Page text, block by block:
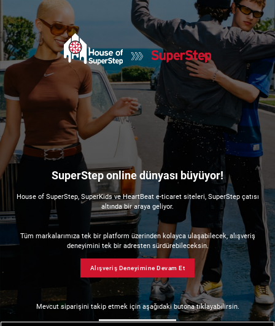
SuperStep online dünyası büyüyor!
House of SuperStep, SuperKids ve HeartBeat e-ticaret siteleri, SuperStep çatısı
altında bir araya geliyor.
Tüm markalarımıza tek bir platform üzerinden kolayca ulaşabilecek, alışveriş
deneyimini tek bir adresten sürdürebileceksin.
Alışveriş Deneyimine Devam Et
Mevcut siparişini takip etmek için aşağıdaki butona tıklayabilirsin.